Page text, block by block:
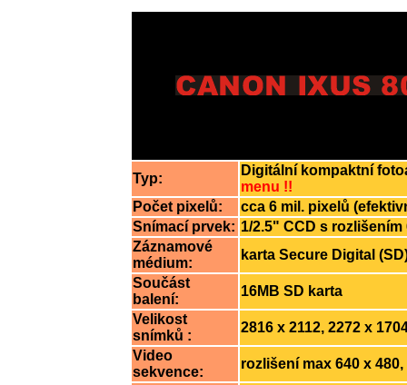
Typ:
Digitální kompaktní
menu !!
Počet pixelů:
cca 6 mil. pixelů
Snímací prvek: 1/2.5" CCD s rozlišením
Záznamové
médium:
karta Secure Digital
Součást
balení:
16MB SD karta
Velikost
snímků :
2816 x 2112, 2272 x
Video
sekvence:
rozlišení max 640 x